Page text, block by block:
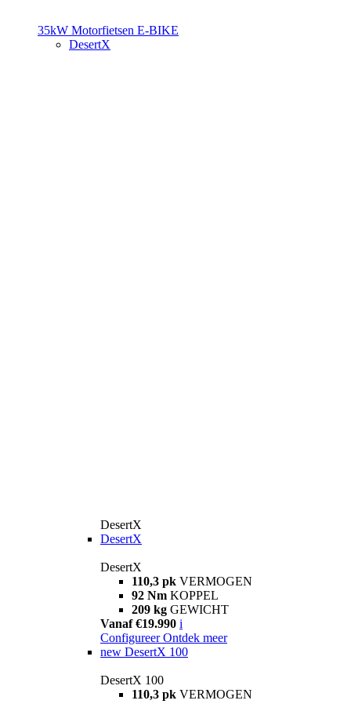
35kW Motorfietsen E-BIKE
DesertX
DesertX
DesertX
DesertX
110,3 pk VERMOGEN
92 Nm KOPPEL
209 kg GEWICHT
Vanaf €19.990 i
Configureer Ontdek meer
new DesertX 100
DesertX 100
110,3 pk VERMOGEN